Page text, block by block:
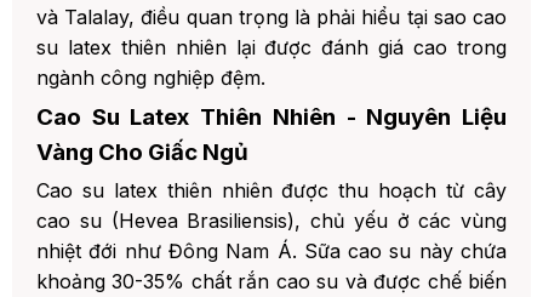
3. Ứng Dụng Công Nghệ Talalay
Trong Đệm Dunlopillo
4. So Sánh Chi Tiết: Dunlop vs Talalay
1. Về Mật Độ Và Độ Cứng
3. Về Khả Năng Ôm Sát Và Giảm Áp
4. Về Độ Bền Và Tuổi Thọ
và Talalay, điều quan trọng là phải hiểu tại sao cao
su latex thiên nhiên lại được đánh giá cao trong
ngành công nghiệp đệm.
Cao Su Latex Thiên Nhiên - Nguyên Liệu
Vàng Cho Giấc Ngủ
Cao su latex thiên nhiên được thu hoạch từ cây
cao su (Hevea Brasiliensis), chủ yếu ở các vùng
nhiệt đới như Đông Nam Á. Sữa cao su này chứa
khoảng 30-35% chất rắn cao su và được chế biến